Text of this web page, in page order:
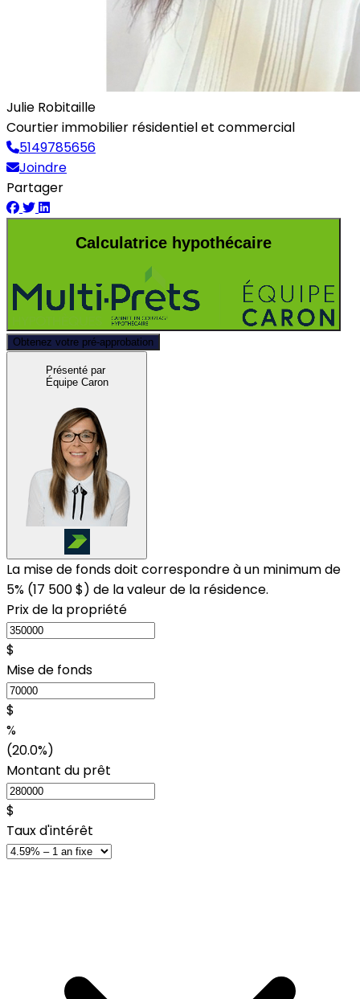
Julie Robitaille
Courtier immobilier résidentiel et commercial
5149785656
Joindre
Partager
Calculatrice hypothécaire
Obtenez votre pré-approbation
Présenté par
Équipe Caron
La mise de fonds doit correspondre à un minimum de
5% (17 500 $) de la valeur de la résidence.
Prix de la propriété
$
Mise de fonds
$
%
(20.0%)
Montant du prêt
$
Taux d'intérêt